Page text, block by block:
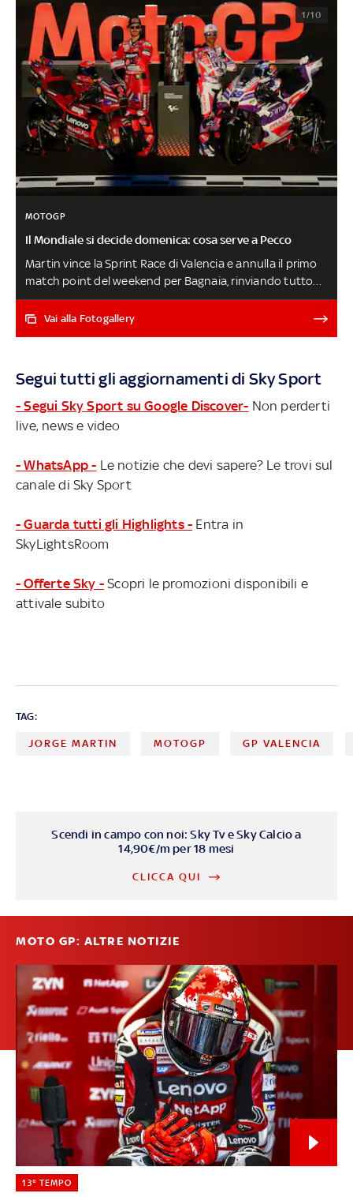
1/10
MOTOGP
Il Mondiale si decide domenica: cosa serve a Pecco
Martin vince la Sprint Race di Valencia e annulla il primo
match point del weekend per Bagnaia, rinviando tutto
alla 'gara' lunga di domenica delle 15 (LIVE su Sky e
NOW): Jorge ha rosicchiato 7 punti a Pecco, ora a +14 sul
combinazioni HIGHLIGHTS SPRINT VALENCIA -
CLASSIFICA PILOTI
Vai alla Fotogallery
Segui tutti gli aggiornamenti di Sky Sport
- Segui Sky Sport su Google Discover- Non perderti
live, news e video
- WhatsApp - Le notizie che devi sapere? Le trovi sul
canale di Sky Sport
- Guarda tutti gli Highlights - Entra in
SkyLightsRoom
- Offerte Sky - Scopri le promozioni disponibili e
attivale subito
TAG:
JORGE MARTIN MOTOGP GP VALENCIA
Scendi in campo con noi: Sky Tv e Sky Calcio a
14,90€/m per 18 mesi
CLICCA QUI
MOTO GP: ALTRE NOTIZIE
13° TEMPO